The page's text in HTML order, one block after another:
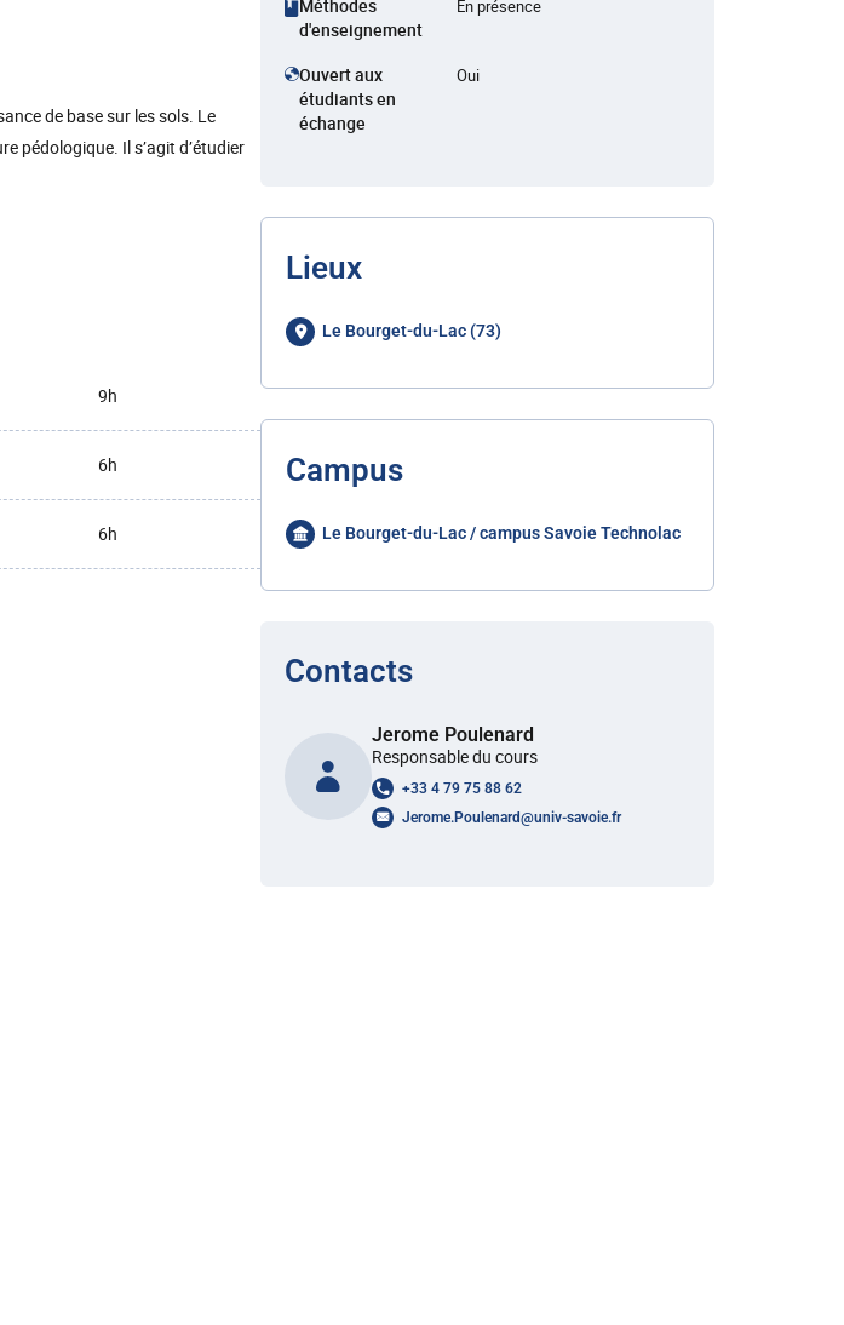
de base sur les sols. Le
pédologique. Il s’agit d’étudier
9h
6h
6h
Méthodes
d'enseignement
En présence
Ouvert aux
étudiants en
échange
Oui
Lieux
Le Bourget-du-Lac (73)
Campus
Le Bourget-du-Lac / campus Savoie Technolac
Contacts
Jerome Poulenard
Responsable du cours
+33 4 79 75 88 62
Jerome.Poulenard@univ-savoie.fr